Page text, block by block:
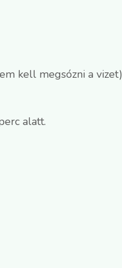
kell megsózni a vizet)
alatt.